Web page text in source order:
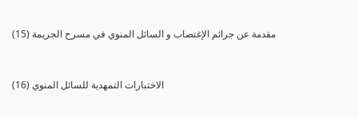
(15) مقدمة عن جرائم الإغتصاب و السائل المنوي في مسرح الجريمة
(16) الاختبارات التمهدية للسائل المنوي